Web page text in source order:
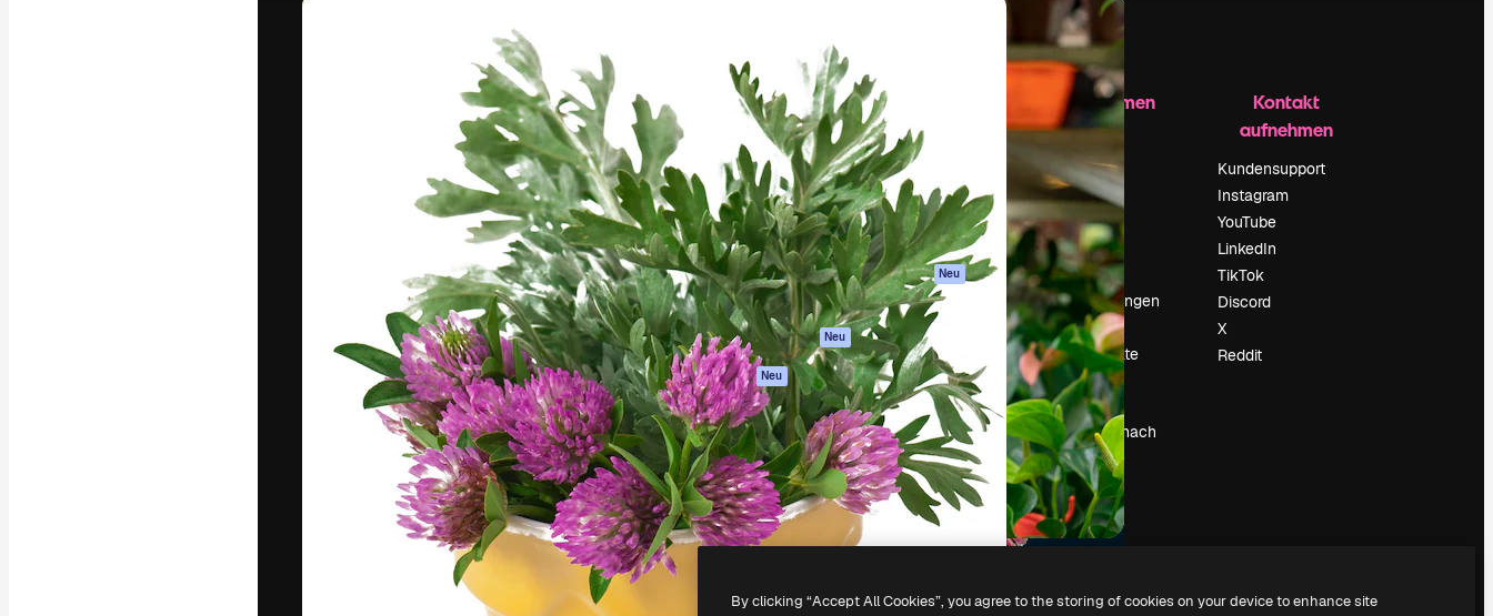
Die kreative Plattform, um deine beste
Arbeit zu verwirklichen. Mehr als 1 Million
Abonnenten unter Kreativen, Unternehmen,
Agenturen und Studios.
Deutsch
Produkte
Spaces
KI-Assistent
KI-Bildgenerator
KI-Videogenerator
KI-
Stimmengenerator
Stock-Inhalte
MCP für
Claude/ChatGPT
Neu
Agenten Neu
API
Mobile App
Alle Magnific-Tools
Loslegen
Academy
Dokumentation
Support
AGB
Datenschutzerklärung
Originale Neu
Cookie-Richtlinie
Vertrauenszentrum
Partner
Unternehmen
Unternehmen
Über uns
Reviews
Karriere
Suchtrends
Blog
Veranstaltungen
Slidesgo
Deine Inhalte
verkaufen
Pressesaal
Suchst du nach
magnific.ai
Kontakt
aufnehmen
Kundensupport
Instagram
YouTube
LinkedIn
TikTok
Discord
X
Reddit
Copyright © 2010-2026Freepik Company S.L.U.Alle Rechte vorbehalten
By clicking “Accept All Cookies”, you agree to the storing of cookies on your device to enhance site